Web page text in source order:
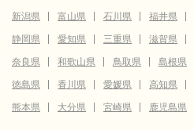
新潟県
富山県 石川県 福井県
静岡県
愛知県 三重県 滋賀県
奈良県
和歌山県 鳥取県 島根県
徳島県
香川県 愛媛県 高知県
熊本県
大分県 宮崎県 鹿児島県